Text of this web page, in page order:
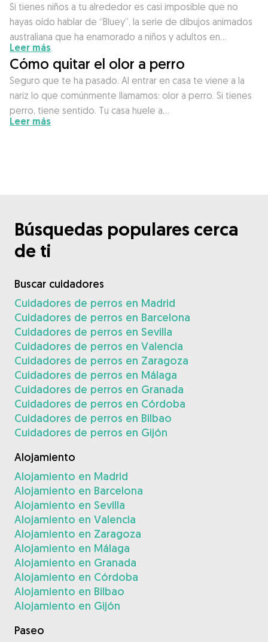
Si tienes niños a tu alrededor es casi imposible que no
hayas oído hablar de “Bluey”, la serie de dibujos animados
australiana que ha enamorado a niños y adultos en…
Leer más
Cómo quitar el olor a perro
Seguro que te ha pasado. Al entrar en casa te viene a la
nariz lo que comúnmente llamamos: olor a perro. Si tienes
perro, tiene sentido. Tu casa huele a…
Leer más
Búsquedas populares cerca
de ti
Buscar cuidadores
Cuidadores de perros en Madrid
Cuidadores de perros en Barcelona
Cuidadores de perros en Sevilla
Cuidadores de perros en Valencia
Cuidadores de perros en Zaragoza
Cuidadores de perros en Málaga
Cuidadores de perros en Granada
Cuidadores de perros en Córdoba
Cuidadores de perros en Bilbao
Cuidadores de perros en Gijón
Alojamiento
Alojamiento en Madrid
Alojamiento en Barcelona
Alojamiento en Sevilla
Alojamiento en Valencia
Alojamiento en Zaragoza
Alojamiento en Málaga
Alojamiento en Granada
Alojamiento en Córdoba
Alojamiento en Bilbao
Alojamiento en Gijón
Paseo